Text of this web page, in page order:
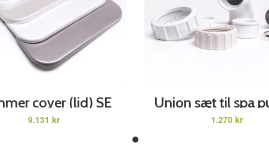
cover (lid) SE
Comfortana Pro.
kr
Union sæt til spa
Comfortana
kr